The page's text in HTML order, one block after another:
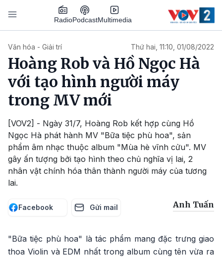
Nhảy đến nội dung
RadioPodcastMultimedia
Văn hóa - Giải trí Thứ hai, 11:10, 01/08/2022
Hoàng Rob và Hồ Ngọc Hà
với tạo hình người máy
trong MV mới
[VOV2] - Ngày 31/7, Hoàng Rob kết hợp cùng Hồ
Ngọc Hà phát hành MV "Bữa tiệc phù hoa", sản
phẩm âm nhạc thuộc album "Mùa hè vĩnh cửu". MV
gây ấn tượng bởi tạo hình theo chủ nghĩa vị lai, 2
nhân vật chính hóa thân thành người máy của tương
lai.
Facebook Gửi mail Anh Tuấn
"Bữa tiệc phù hoa" là tác phẩm mang đặc trưng giao
thoa Violin và EDM nhất trong album cùng tên vừa ra